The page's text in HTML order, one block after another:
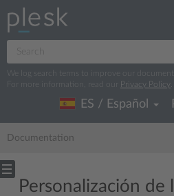
We log search terms to improve our
For more information, read our
Privacy Policy
ES / Español
Documentation
Personalización de